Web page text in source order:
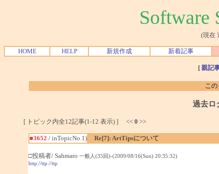
Software
(現在
HOME HELP 新規作成 新着記事
[ 親記
こ
過去ロ
[ トピック内全12記事(1-12 表示) ] << 0 >>
■3652 / inTopicNo.1) Re[7]: ArtTipsについて
□投稿者/ Sahmaro 一般人(35回)-(2009/08/16(Sun) 20:35:32)
http://ttp://ttp